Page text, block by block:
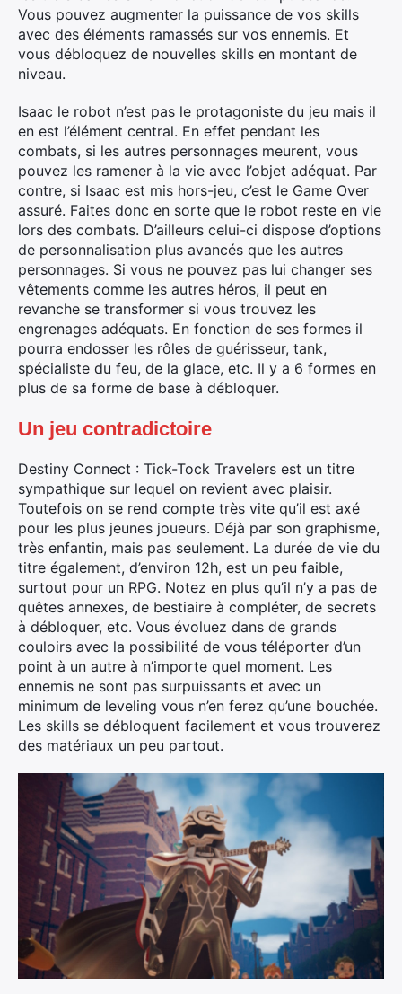
Vous pouvez augmenter la puissance de vos skills
avec des éléments ramassés sur vos ennemis. Et
vous débloquez de nouvelles skills en montant de
niveau.
Isaac le robot n’est pas le protagoniste du jeu mais il
en est l’élément central. En effet pendant les
combats, si les autres personnages meurent, vous
pouvez les ramener à la vie avec l’objet adéquat. Par
contre, si Isaac est mis hors-jeu, c’est le Game Over
assuré. Faites donc en sorte que le robot reste en vie
lors des combats. D’ailleurs celui-ci dispose d’options
de personnalisation plus avancés que les autres
personnages. Si vous ne pouvez pas lui changer ses
vêtements comme les autres héros, il peut en
revanche se transformer si vous trouvez les
engrenages adéquats. En fonction de ses formes il
pourra endosser les rôles de guérisseur, tank,
spécialiste du feu, de la glace, etc. Il y a 6 formes en
plus de sa forme de base à débloquer.
Un jeu contradictoire
Destiny Connect : Tick-Tock Travelers est un titre
sympathique sur lequel on revient avec plaisir.
Toutefois on se rend compte très vite qu’il est axé
pour les plus jeunes joueurs. Déjà par son graphisme,
très enfantin, mais pas seulement. La durée de vie du
titre également, d’environ 12h, est un peu faible,
surtout pour un RPG. Notez en plus qu’il n’y a pas de
quêtes annexes, de bestiaire à compléter, de secrets
à débloquer, etc. Vous évoluez dans de grands
couloirs avec la possibilité de vous téléporter d’un
point à un autre à n’importe quel moment. Les
ennemis ne sont pas surpuissants et avec un
minimum de leveling vous n’en ferez qu’une bouchée.
Les skills se débloquent facilement et vous trouverez
des matériaux un peu partout.